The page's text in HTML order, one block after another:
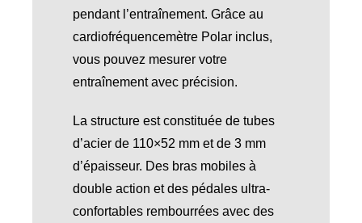
pendant l’entraînement. Grâce au
cardiofréquencemètre Polar inclus,
vous pouvez mesurer votre
entraînement avec précision.
La structure est constituée de tubes
d’acier de 110×52 mm et de 3 mm
d’épaisseur. Des bras mobiles à
double action et des pédales ultra-
confortables rembourrées avec des